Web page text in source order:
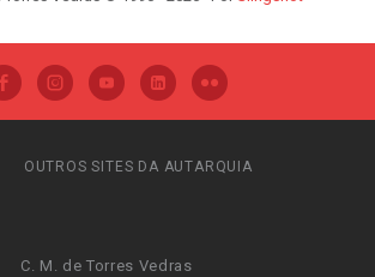
OUTROS SITES DA AUTARQUIA
C. M. de Torres Vedras